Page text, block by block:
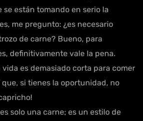
se están tomando en serio la
me pregunto: ¿es necesario
de carne? Bueno, para
definitivamente vale la pena.
vida es demasiado corta para comer
que, si tienes la oportunidad, no
solo una carne; es un estilo de